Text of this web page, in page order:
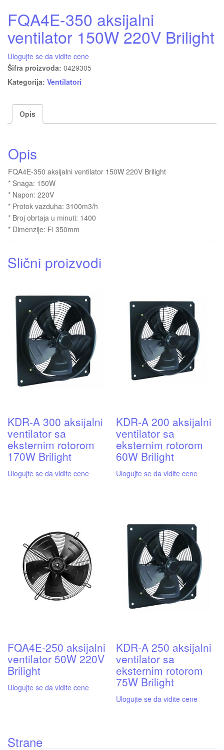
FQA4E-350 aksijalni
ventilator 150W 220V Brilight
Ulogujte se da vidite cene
Šifra proizvoda: 0429305
Kategorija: Ventilatori
Opis
Opis
FQA4E-350 aksijalni ventilator 150W 220V Brilight
* Snaga: 150W
* Napon: 220V
* Protok vazduha: 3100m3/h
* Broj obrtaja u minuti: 1400
* Dimenzije: Fi 350mm
Slični proizvodi
KDR-A 300 aksijalni
ventilator sa
eksternim rotorom
170W Brilight
Ulogujte se da vidite cene
KDR-A 200 aksijalni
ventilator sa
eksternim rotorom
60W Brilight
Ulogujte se da vidite cene
FQA4E-250 aksijalni
ventilator 50W 220V
Brilight
Ulogujte se da vidite cene
KDR-A 250 aksijalni
ventilator sa
eksternim rotorom
75W Brilight
Ulogujte se da vidite cene
Strane